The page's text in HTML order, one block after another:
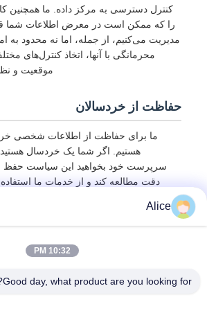
کنترل دسترسی به مرکز داده. ما همچنین
را که ممکن است در معرض اطلاعات شما
مدیریت می‌کنیم، از جمله، اما نه محدود به
محرمانگی با آنها، اتخاذ کنترل‌های
موقعیت و
حفاظت از خردسالان
ما برای حفاظت از اطلاعات شخصی
هستیم. اگر شما یک خردسال هستید،
سرپرست خود بخواهید این سیاست حفظ
دقت مطالعه کند و از خدمات ما استفاده
Alice
10:32 PM
Good day, what product are you looking for?